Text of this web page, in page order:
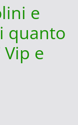
e
quanto
e